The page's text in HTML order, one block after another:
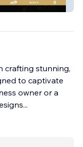
crafting stunning,
to captivate
owner or a
...